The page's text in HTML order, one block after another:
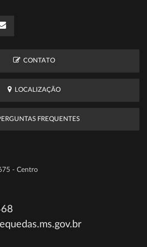
CONTATO
LOCALIZAÇÃO
FREQUENTES
- Centro